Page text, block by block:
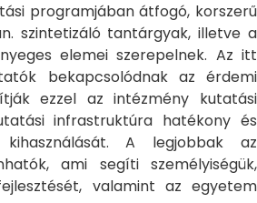
programjában átfogó, korszerű
szintetizáló tantárgyak, illetve a
elemei szerepelnek. Az itt
bekapcsolódnak az érdemi
ezzel az intézmény kutatási
infrastruktúra hatékony és
kihasználását. A legjobbak az
ami segíti személyiségük,
valamint az egyetem